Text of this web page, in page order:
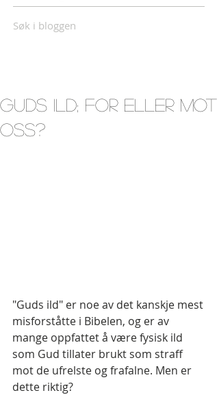
Søk i bloggen
Guds ild; for eller mot
oss?
"Guds ild" er noe av det kanskje mest
misforståtte i Bibelen, og er av
mange oppfattet å være fysisk ild
som Gud tillater brukt som straff
mot de ufrelste og frafalne. Men er
dette riktig?